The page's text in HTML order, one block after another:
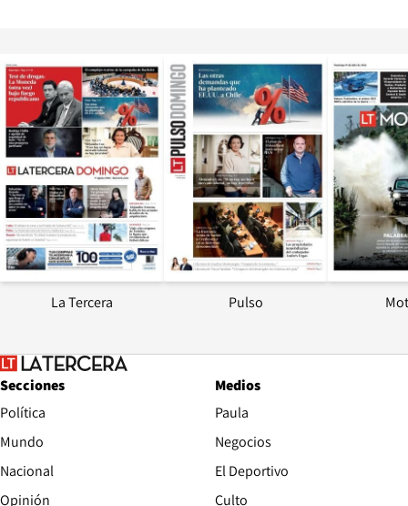
Opens in new window
La Tercera
Opens in
Pulso
Secciones
Política
Mundo
Nacional
Opinión
Medios
Paula
Negocios
El Deportivo
Culto